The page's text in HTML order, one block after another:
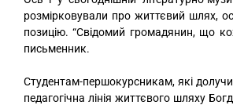
розмірковували про життєвий шлях,
позицію. “Свідомий громадянин, що
письменник.
Студентам-першокурсникам, які
педагогічна лінія життєвого шляху